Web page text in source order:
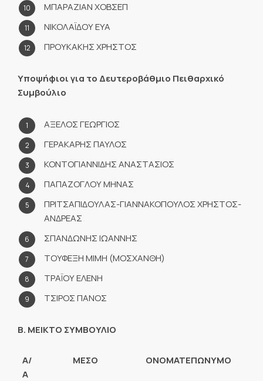
ΜΠΑΡΑΖΙΑΝ ΧΟΒΣΕΠ
ΝΙΚΟΛΑΪΔΟΥ ΕΥΑ
ΠΡΟΥΚΑΚΗΣ ΧΡΗΣΤΟΣ
Υποψήφιοι για το Δευτεροβάθμιο Πειθαρχικό
Συμβούλιο
ΑΞΕΛΟΣ ΓΕΩΡΓΙΟΣ
ΓΕΡΑΚΑΡΗΣ ΠΑΥΛΟΣ
ΚΟΝΤΟΓΙΑΝΝΙΔΗΣ ΑΝΑΣΤΑΣΙΟΣ
ΠΑΠΑΖΟΓΛΟΥ ΜΗΝΑΣ
ΠΡΙΤΣΑΠΙΔΟΥΛΑΣ-ΓΙΑΝΝΑΚΟΠΟΥΛΟΣ ΧΡΗΣΤΟΣ-
ΑΝΔΡΕΑΣ
ΣΠΑΝΔΩΝΗΣ ΙΩΑΝΝΗΣ
ΤΟΥΦΕΞΗ ΜΙΜΗ (ΜΟΣΧΑΝΘΗ)
ΤΡΑΪΟΥ ΕΛΕΝΗ
ΤΣΙΡΟΣ ΠΑΝΟΣ
Β. ΜΕΙΚΤΟ ΣΥΜΒΟΥΛΙΟ
Α/
Α
ΜΕΣΟ ΟΝΟΜΑΤΕΠΩΝΥΜΟ